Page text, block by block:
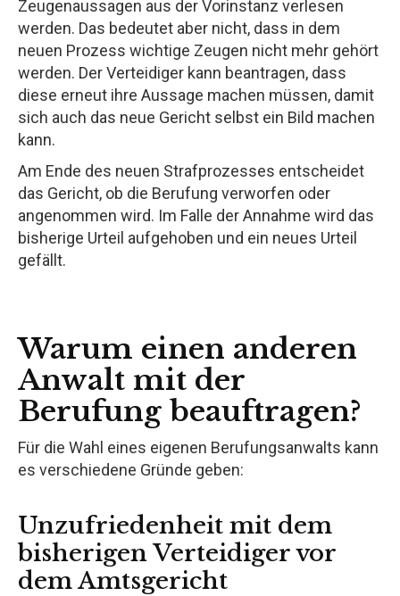
Zeugenaussagen aus der Vorinstanz verlesen
werden. Das bedeutet aber nicht, dass in dem
neuen Prozess wichtige Zeugen nicht mehr gehört
werden. Der Verteidiger kann beantragen, dass
diese erneut ihre Aussage machen müssen, damit
sich auch das neue Gericht selbst ein Bild machen
kann.
Am Ende des neuen Strafprozesses entscheidet
das Gericht, ob die Berufung verworfen oder
angenommen wird. Im Falle der Annahme wird das
bisherige Urteil aufgehoben und ein neues Urteil
gefällt.
Warum einen anderen
Anwalt mit der
Berufung beauftragen?
Für die Wahl eines eigenen Berufungsanwalts kann
es verschiedene Gründe geben:
Unzufriedenheit mit dem
bisherigen Verteidiger vor
dem Amtsgericht